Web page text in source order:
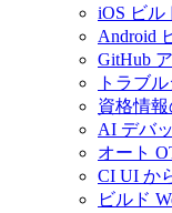
iOS ビル
Android
GitHub
トラブ
資格情
AI デバ
オート
CI UI か
ビルド